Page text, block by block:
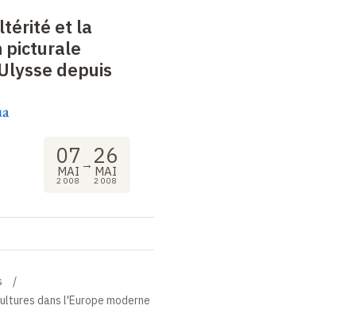
et la
picturale
depuis
07
MAI
2008
→ 26
MAI
2008
dans l'Europe moderne